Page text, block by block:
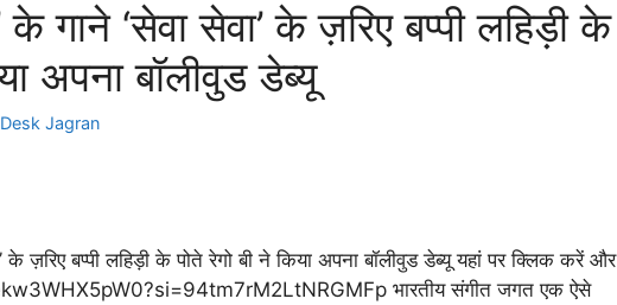
के गाने ‘सेवा सेवा’ के ज़रिए बप्पी लहिड़ी के
अपना बॉलीवुड डेब्यू
Jagran
के ज़रिए बप्पी लहिड़ी के पोते रेगो बी ने किया अपना बॉलीवुड डेब्यू यहां पर क्लिक करें और
भारतीय संगीत जगत एक ऐसे